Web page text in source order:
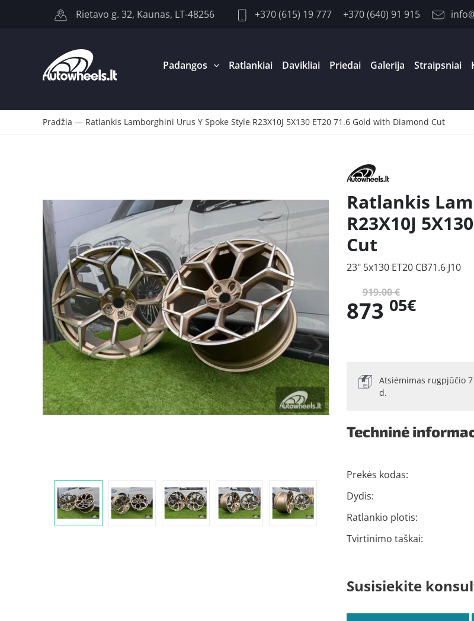
Rietavo g. 32, Kaunas, LT-48256 +370 (615) 19 777 +370 (640) 91 915
Padangos Ratlankiai Davikliai Priedai Galerija Straipsniai
Pradžia — Ratlankis Lamborghini Urus Y Spoke Style R23X10J 5X130 ET20 71.6 Gold with Diamond Cut
Ratlankis
R23X10J
Cut
23" 5x130 ET20 CB71.6 J10
919.00 €
873 05€
Atsiėmimas rugpjūčio 7
d.
Techninė
Prekės kodas:
Dydis:
Ratlankio plotis:
Tvirtinimo taškai:
Susisiekite